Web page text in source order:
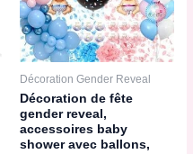
Décoration Gender Reveal
Décoration de fête
gender reveal,
accessoires baby
shower avec ballons,